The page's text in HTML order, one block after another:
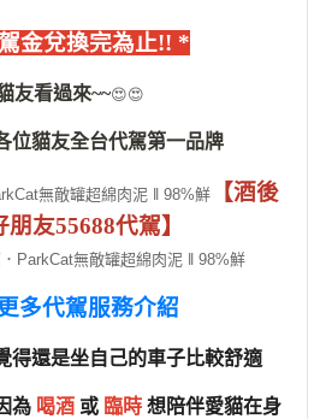
金兌換完為止!! *
友看過來~~😍😍
位貓友全台代駕第一品牌
【酒後
朋友55688代駕】
多代駕服務介紹
得還是坐自己的車子比較舒適
為 喝酒 或 臨時 想陪伴愛貓在身